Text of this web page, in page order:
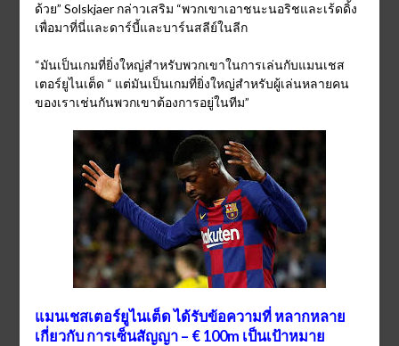
ด้วย” Solskjaer กล่าวเสริม “พวกเขาเอาชนะนอริชและเร้ดดิ้ง
เพื่อมาที่นี่และดาร์บี้และบาร์นสลีย์ในลีก
“มันเป็นเกมที่ยิ่งใหญ่สำหรับพวกเขาในการเล่นกับแมนเชส
เตอร์ยูไนเต็ด “ แต่มันเป็นเกมที่ยิ่งใหญ่สำหรับผู้เล่นหลายคน
ของเราเช่นกันพวกเขาต้องการอยู่ในทีม”
แมนเชสเตอร์ยูไนเต็ด ได้รับข้อความที่ หลากหลาย
เกี่ยวกับ การเซ็นสัญญา – € 100m เป็นเป้าหมาย